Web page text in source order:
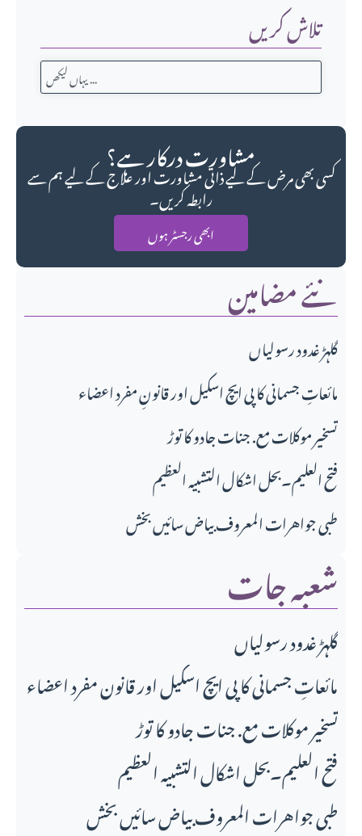
تلاش کریں
مشاورت درکار ہے؟
کسی بھی مرض کے لیے ذاتی مشاورت اور علاج کے لیے ہم سے
رابطہ کریں۔
ابھی رجسٹر ہوں
نئے مضامین
گلہڑ غدود رسولیاں
مائعاتِ جسمانی کا پی ایچ اسکیل اور قانونِ مفرد اعضاء
تسخیر موکلات مع. جنات جادو کا توڑ
فتح العلیم۔بحل اشکال التشبیہ العظیم
طبی جواهرات المعروف بیاض سائیں بخش
شعبہ جات
گلہڑ غدود رسولیاں
مائعاتِ جسمانی کا پی ایچ اسکیل اور قانونِ مفرد اعضاء
تسخیر موکلات مع. جنات جادو کا توڑ
فتح العلیم۔بحل اشکال التشبیہ العظیم
طبی جواهرات المعروف بیاض سائیں بخش